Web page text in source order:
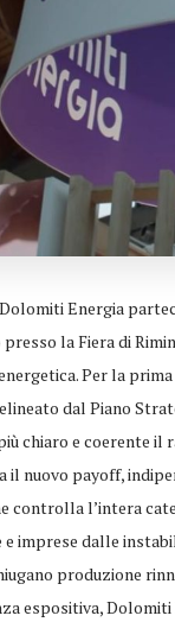
Energia
la Fiera di
Per la
dal Piano
chiaro e coerente il
il nuovo payoff,
controlla l’intera
imprese dalle
produzione
espositiva,